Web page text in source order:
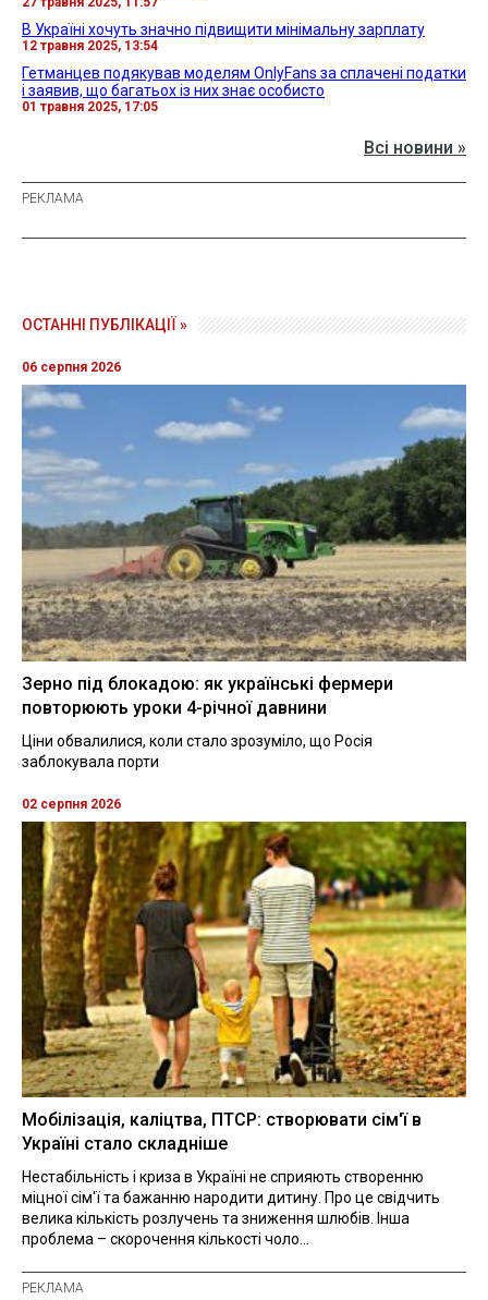
В Україні хочуть значно підвищити мінімальну зарплату
12 травня 2025, 13:54
Гетманцев подякував моделям OnlyFans за сплачені податки
і заявив, що багатьох із них знає особисто
01 травня 2025, 17:05
Всі новини »
ОСТАННІ ПУБЛІКАЦІЇ »
06 серпня 2026
Зерно під блокадою: як українські фермери
повторюють уроки 4-річної давнини
Ціни обвалилися, коли стало зрозуміло, що Росія
заблокувала порти
02 серпня 2026
Мобілізація, каліцтва, ПТСР: створювати сім'ї в
Україні стало складніше
Нестабільність і криза в Україні не сприяють створенню
міцної сім'ї та бажанню народити дитину. Про це свідчить
велика кількість розлучень та зниження шлюбів. Інша
проблема – скорочення кількості чоло...